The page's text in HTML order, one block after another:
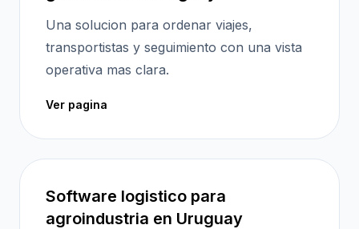
Una solucion para ordenar viajes,
transportistas y seguimiento con una vista
operativa mas clara.
Ver pagina
Software logistico para
agroindustria en Uruguay